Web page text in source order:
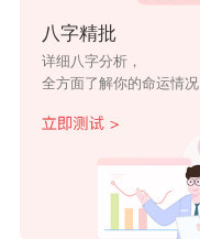
八字精批
详细八字分析，
全方面了解你的命运情况